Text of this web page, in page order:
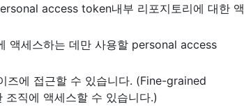
access token내부 리포지토리에 대한 액
액세스하는 데만 사용할 personal access
에 접근할 수 있습니다. (Fine-grained
직에 액세스할 수 있습니다.)